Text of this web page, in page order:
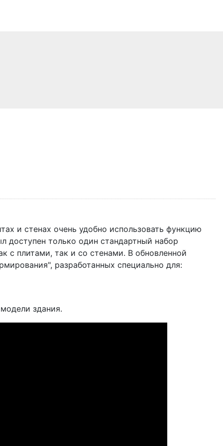
и стенах очень удобно использовать функцию
доступен только один стандартный набор
с плитами, так и со стенами. В обновленной
разработанных специально для:
здания.